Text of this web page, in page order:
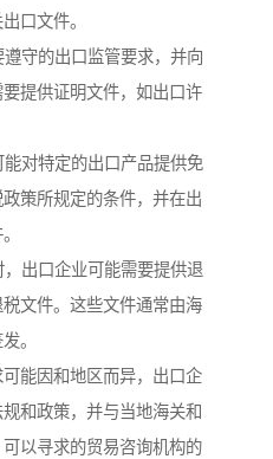
口文件。
守的出口监管要求，并向
提供证明文件，如出口许
对特定的出口产品提供免
策所规定的条件，并在出
出口企业可能需要提供退
文件。这些文件通常由海
。
能因和地区而异，出口企
和政策，并与当地海关和
以寻求的贸易咨询机构的